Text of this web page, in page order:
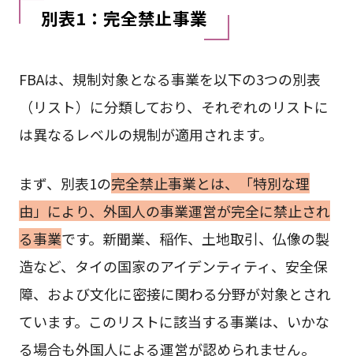
別表1：完全禁止事業
FBAは、規制対象となる事業を以下の3つの別表
（リスト）に分類しており、それぞれのリストに
は異なるレベルの規制が適用されます。
まず、別表1の完全禁止事業とは、「特別な理
由」により、外国人の事業運営が完全に禁止され
る事業です。新聞業、稲作、土地取引、仏像の製
造など、タイの国家のアイデンティティ、安全保
障、および文化に密接に関わる分野が対象とされ
ています。このリストに該当する事業は、いかな
る場合も外国人による運営が認められません。